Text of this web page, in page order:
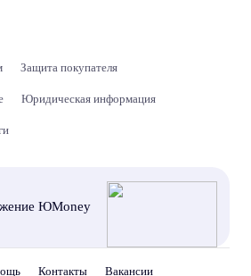
Защита покупателя
Юридическая информация
ЮMoney
Контакты Вакансии